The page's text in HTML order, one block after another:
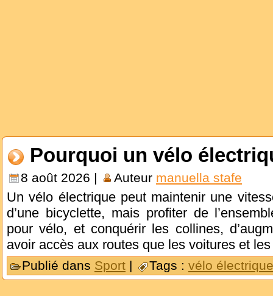
Pourquoi un vélo
8 août 2026 | Auteur manuella stafe
Un vélo électrique peut maintenir une
d’une bicyclette, mais profiter de
pour vélo, et conquérir les collines,
avoir accès aux routes que les voitures et
Publié dans Sport | Tags : vélo électrique